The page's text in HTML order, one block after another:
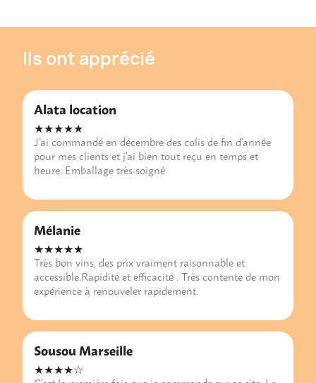
Ils ont apprécié
Alata location
★★★★★
J’ai commandé en décembre des colis de fin d’année
pour mes clients et j’ai bien tout reçu en temps et
heure. Emballage très soigné
Mélanie
★★★★★
Très bon vins, des prix vraiment raisonnable et
accessible.Rapidité et efficacité . Très contente de mon
expérience à renouveler rapidement.
Sousou Marseille
★★★★☆